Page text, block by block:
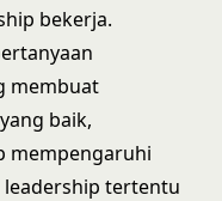
bekerja.
membuat
baik,
mempengaruhi
leadership tertentu